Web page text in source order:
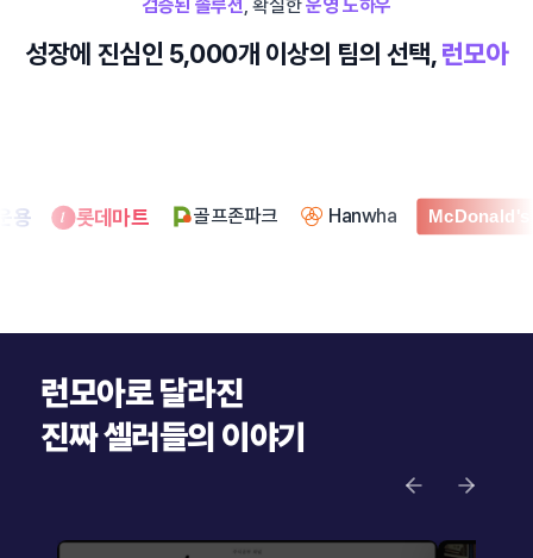
검증된 솔루션, 확실한운영 노하우
성장에 진심인 5,000개 이상의 팀의 선택,런모아
롯데마트 골프존파크 Hanwha McDonald's 삼
런모아로 달라진
진짜 셀러들의 이야기